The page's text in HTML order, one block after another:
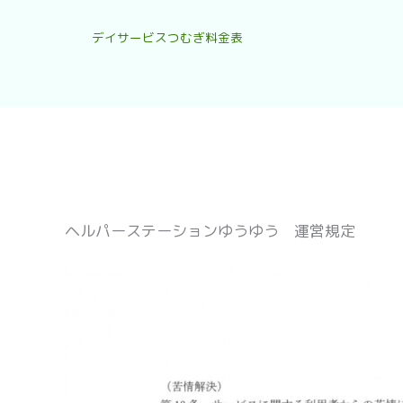
デイサービスつむぎ料金表
ヘルパーステーションゆうゆう 運営規定